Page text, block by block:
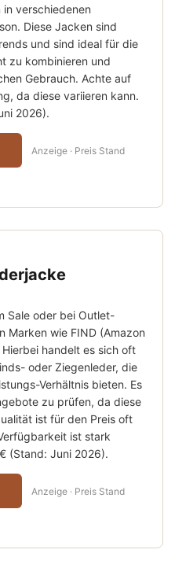
verschiedenen
Diese Jacken sind
und sind ideal für die
zu kombinieren und
Gebrauch. Achte auf
da diese variieren kann.
2026).
Anzeige · Preis Stand
Sale oder bei Outlet-
Marken wie FIND (Amazon
handelt es sich oft
oder Ziegenleder, die
Verhältnis bieten. Es
zu prüfen, da diese
ist für den Preis oft
ist stark
(Stand: Juni 2026).
Anzeige · Preis Stand